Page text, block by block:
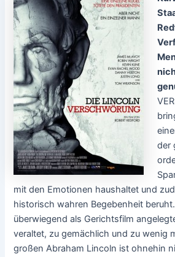
der
mit den Emotionen haushaltet und
historisch wahren Begebenheit
überwiegend als Gerichtsfilm
veraltet, zu gemächlich und zu wenig
großen Abraham Lincoln ist ohnehin